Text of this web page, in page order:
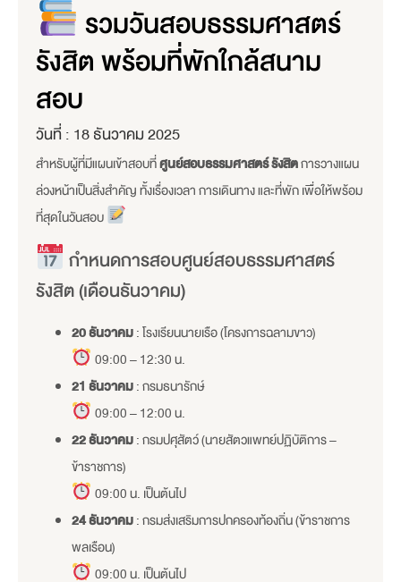
รวมวันสอบธรรมศาสตร์
รังสิต พร้อมที่พักใกล้สนาม
สอบ
วันที่ : 18 ธันวาคม 2025
สำหรับผู้ที่มีแผนเข้าสอบที่ศูนย์สอบธรรมศาสตร์ รังสิตการวางแผน
ล่วงหน้าเป็นสิ่งสำคัญ ทั้งเรื่องเวลา การเดินทาง และที่พัก เพื่อให้พร้อม
ที่สุดในวันสอบ
กำหนดการสอบศูนย์สอบธรรมศาสตร์
รังสิต (เดือนธันวาคม)
20 ธันวาคม: โรงเรียนนายเรือ (โครงการฉลามขาว)
09:00 – 12:30 น.
21 ธันวาคม: กรมธนารักษ์
09:00 – 12:00 น.
22 ธันวาคม: กรมปศุสัตว์ (นายสัตวแพทย์ปฏิบัติการ –
ข้าราชการ)
09:00 น. เป็นต้นไป
24 ธันวาคม: กรมส่งเสริมการปกครองท้องถิ่น (ข้าราชการ
พลเรือน)
09:00 น. เป็นต้นไป